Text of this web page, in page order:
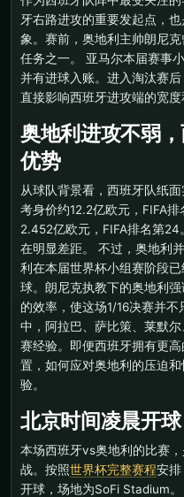
牙右路进攻的重要发起点，
象。赛前，奥地利主帅朗尼克
任务之一。 亚马尔本届赛事
并有进球入账。进入淘汰赛
直接影响西班牙进攻端的宽度
奥地利进攻不弱，
优势
从球队背景看，西班牙队纸
考身价约12.2亿欧元，FIFA
2.452亿欧元，FIFA排名第
在明显差距。 不过，奥地利
利在本届世界杯小组赛阶段
球。朗尼克执教下的奥地利
的效率，使这场1/16决赛并
中，阿拉巴、萨比策、莱默
赛经验。即便西班牙拥有更
置，如何应对奥地利的压迫
验。
北京时间凌晨开
本场西班牙vs奥地利的比赛
战。按照世界杯完整赛程安
开球，场地为SoFi Stadium